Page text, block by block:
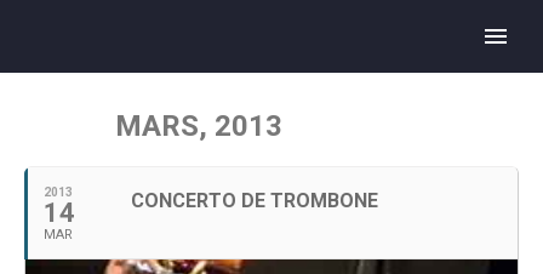
MARS, 2013
2013
14
MAR
CONCERTO DE TROMBONE